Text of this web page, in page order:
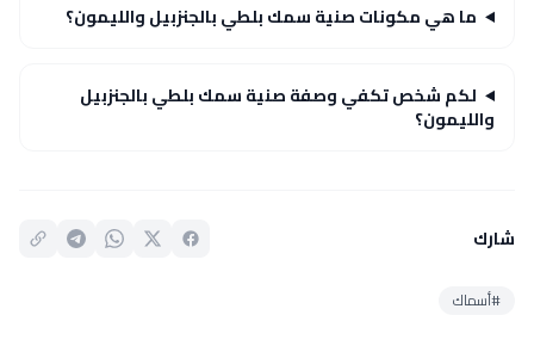
ما هي مكونات صنية سمك بلطي بالجنزبيل والليمون؟
لكم شخص تكفي وصفة صنية سمك بلطي بالجنزبيل
والليمون؟
شارك
#أسماك